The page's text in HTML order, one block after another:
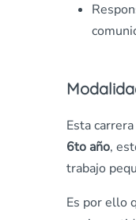
Esta
6to año,
trabajo
Es por ello